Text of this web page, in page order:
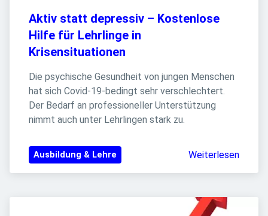
Aktiv statt depressiv – Kostenlose
Hilfe für Lehrlinge in
Krisensituationen
Die psychische Gesundheit von jungen Menschen
hat sich Covid-19-bedingt sehr verschlechtert.
Der Bedarf an professioneller Unterstützung
nimmt auch unter Lehrlingen stark zu.
Ausbildung & Lehre Weiterlesen